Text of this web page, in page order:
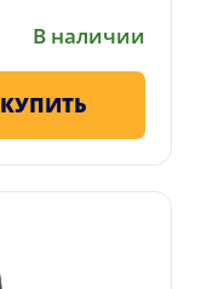
В наличии
КУПИТЬ